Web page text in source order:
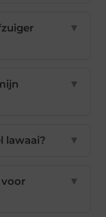
▼
▼
lawaai? ▼
▼